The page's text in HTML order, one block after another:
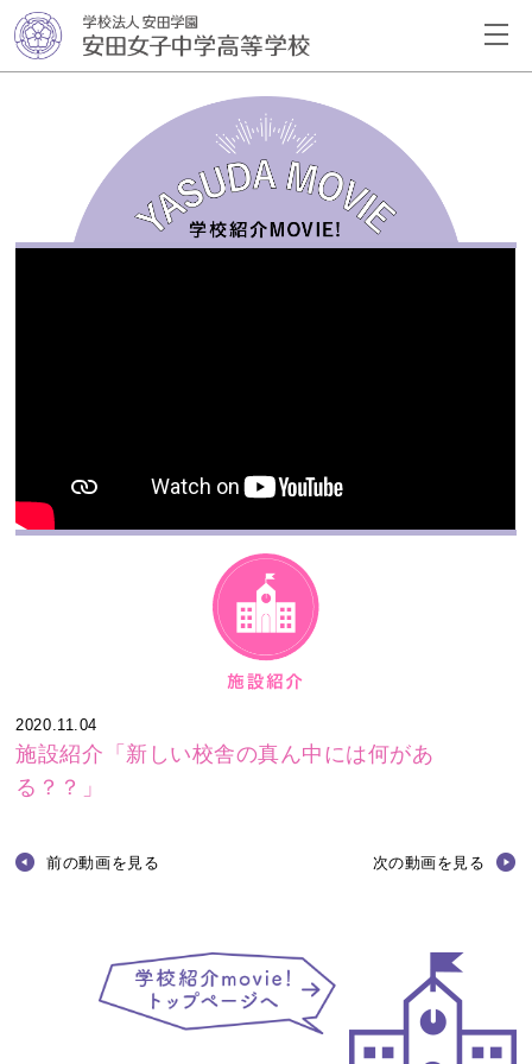
2020.11.04
施設紹介「新しい校舎の真ん中には何があ
る？？」
前の動画を見る 次の動画を見る